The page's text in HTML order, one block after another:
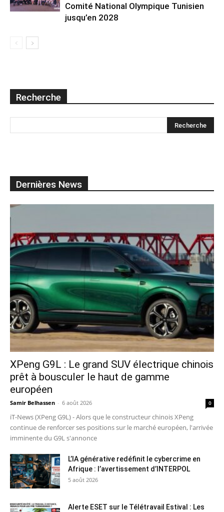
Comité National Olympique Tunisien
jusqu’en 2028
Recherche
Dernières News
XPeng G9L : Le grand SUV électrique chinois
prêt à bousculer le haut de gamme
européen
Samir Belhassen - 6 août 2026 0
iT-News (XPeng G9L) - Alors que le constructeur chinois XPeng
continue de renforcer ses positions sur le marché européen, l'arrivée
imminente du G9L s'annonce
L’IA générative redéfinit le cybercrime en
Afrique : l’avertissement d’INTERPOL
5 août 2026
Alerte ESET sur le Télétravail Estival : Les